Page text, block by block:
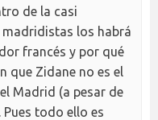
de la casi
los habrá
francés y por qué
que Zidane no es el
Madrid (a pesar de
Pues todo ello es